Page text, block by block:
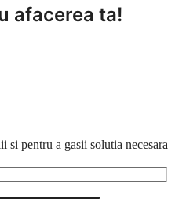
afacerea ta!
si pentru a gasii solutia necesara